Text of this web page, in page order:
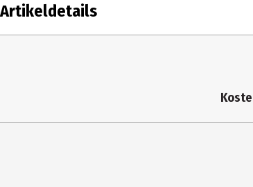
Artikeldetails